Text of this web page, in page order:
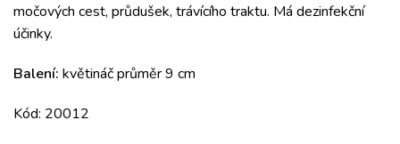
močových cest, průdušek, trávícího traktu. Má dezinfekční
účinky.
Balení: květináč průměr 9 cm
Kód: 20012